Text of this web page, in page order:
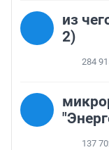
из
2)
284
137